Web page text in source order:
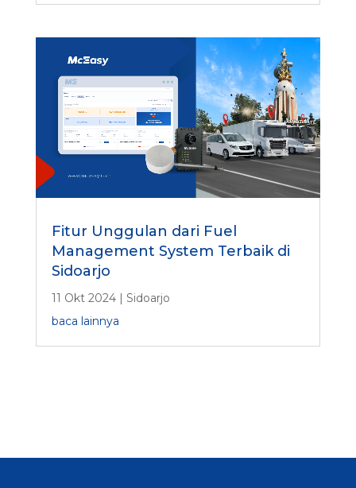
Fitur Unggulan dari Fuel
Management System Terbaik di
Sidoarjo
11 Okt 2024| Sidoarjo
baca lainnya